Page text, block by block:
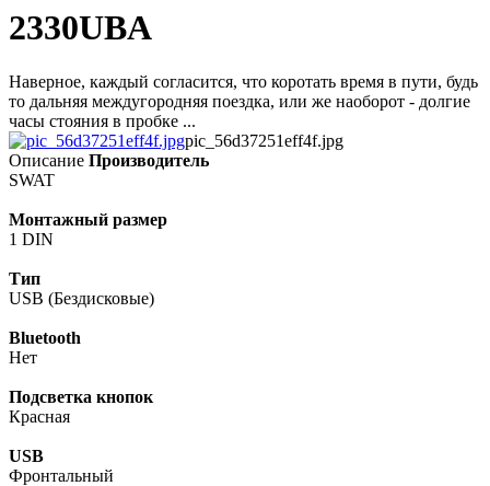
2330UBA
Наверное, каждый согласится, что коротать время в пути, будь
то дальняя междугородняя поездка, или же наоборот - долгие
часы стояния в пробке ...
pic_56d37251eff4f.jpg
Описание Производитель
SWAT
Монтажный размер
1 DIN
Тип
USB (Бездисковые)
Bluetooth
Нет
Подсветка кнопок
Красная
USB
Фронтальный